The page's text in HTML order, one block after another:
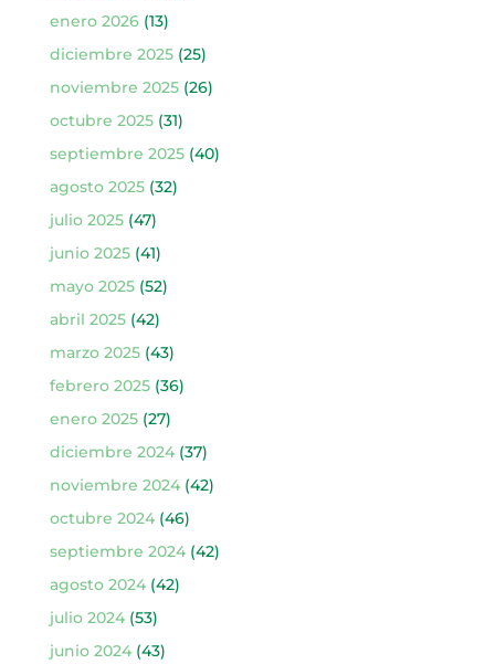
enero 2026(13)
diciembre 2025(25)
noviembre 2025(26)
octubre 2025(31)
septiembre 2025(40)
agosto 2025(32)
julio 2025(47)
junio 2025(41)
mayo 2025(52)
abril 2025(42)
marzo 2025(43)
febrero 2025(36)
enero 2025(27)
diciembre 2024(37)
noviembre 2024(42)
octubre 2024(46)
septiembre 2024(42)
agosto 2024(42)
julio 2024(53)
junio 2024(43)